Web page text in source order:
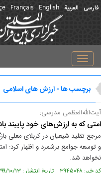
فارسی العربیة English
Français
Toggle
navigation
برچسب ها - ارزش های اسلامی
آیت‌الله‌العظمی مدرسی:
امتی که به ارزش‌های خود پایبند
مرجع تقلید شیعیان در کربلای
و توسعه‌ جوامع برشمرد و اظهار کرد:
نخواهد شد.
کد خبر: ۳۹۴۵۰۴۸ تاریخ انتشار : ۱۳۹۹/۱۰/۱۳